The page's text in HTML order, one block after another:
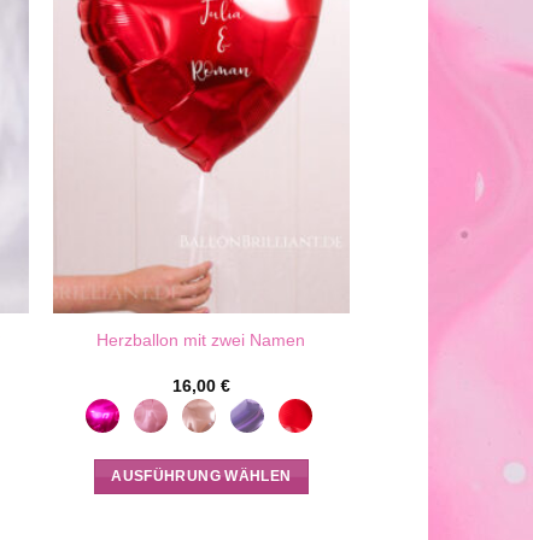
Herzballon mit zwei Namen
16,00 €
AUSFÜHRUNG WÄHLEN